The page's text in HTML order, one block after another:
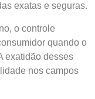
exatas e seguras.
o controle
quando o
exatidão desses
nos campos